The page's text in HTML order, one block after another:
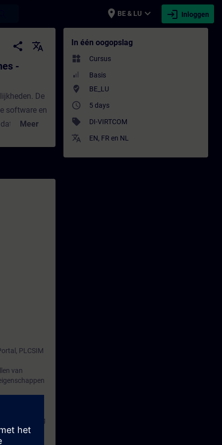
place BE & LU expand_more login Inloggen
simulation - Training - Opleiding
share
translate
-
De
software en
te
van
Meer
PLCSIM
van
In één oogopslag
widgets Cursus
Basis
where_to_vote BE_LU
access_time 5 days
sell DI-VIRTCOM
translate EN, FR en NL